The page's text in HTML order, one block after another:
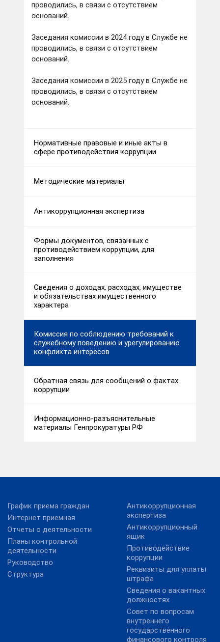
проводились, в связи с отсутствием
оснований.
Заседания комиссии в 2024 году в Службе не
проводились, в связи с отсутствием
оснований.
Заседания комиссии в 2025 году в Службе не
проводились, в связи с отсутствием
оснований.
Нормативные правовые и иные акты в
сфере противодействия коррупции
Методические материалы
Антикоррупционная экспертиза
Формы документов, связанных с
противодействием коррупции, для
заполнения
Сведения о доходах, расходах, имуществе
и обязательствах имущественного
характера
Комиссия по соблюдению требований к
служебному поведению и урегулированию
конфликта интересов
Обратная связь для сообщений о фактах
коррупции
Информационно-разъяснительные
материалы Генпрокуратуры РФ
График приема граждан
Интернет приемная
Отчеты о деятельности
Планы контрольной
деятельности
Руководство
Структура
Антикоррупционная
экспертиза
Антикоррупционный
ящик
Противодействие
коррупции
Реквизиты для уплаты
штрафа
Сведения о вакантных
должностях
Совет по вопросам
внутреннего
государственного
финансового контроля